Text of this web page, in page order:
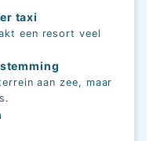
taxi
een resort veel
aan zee, maar